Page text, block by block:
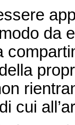
da
cui